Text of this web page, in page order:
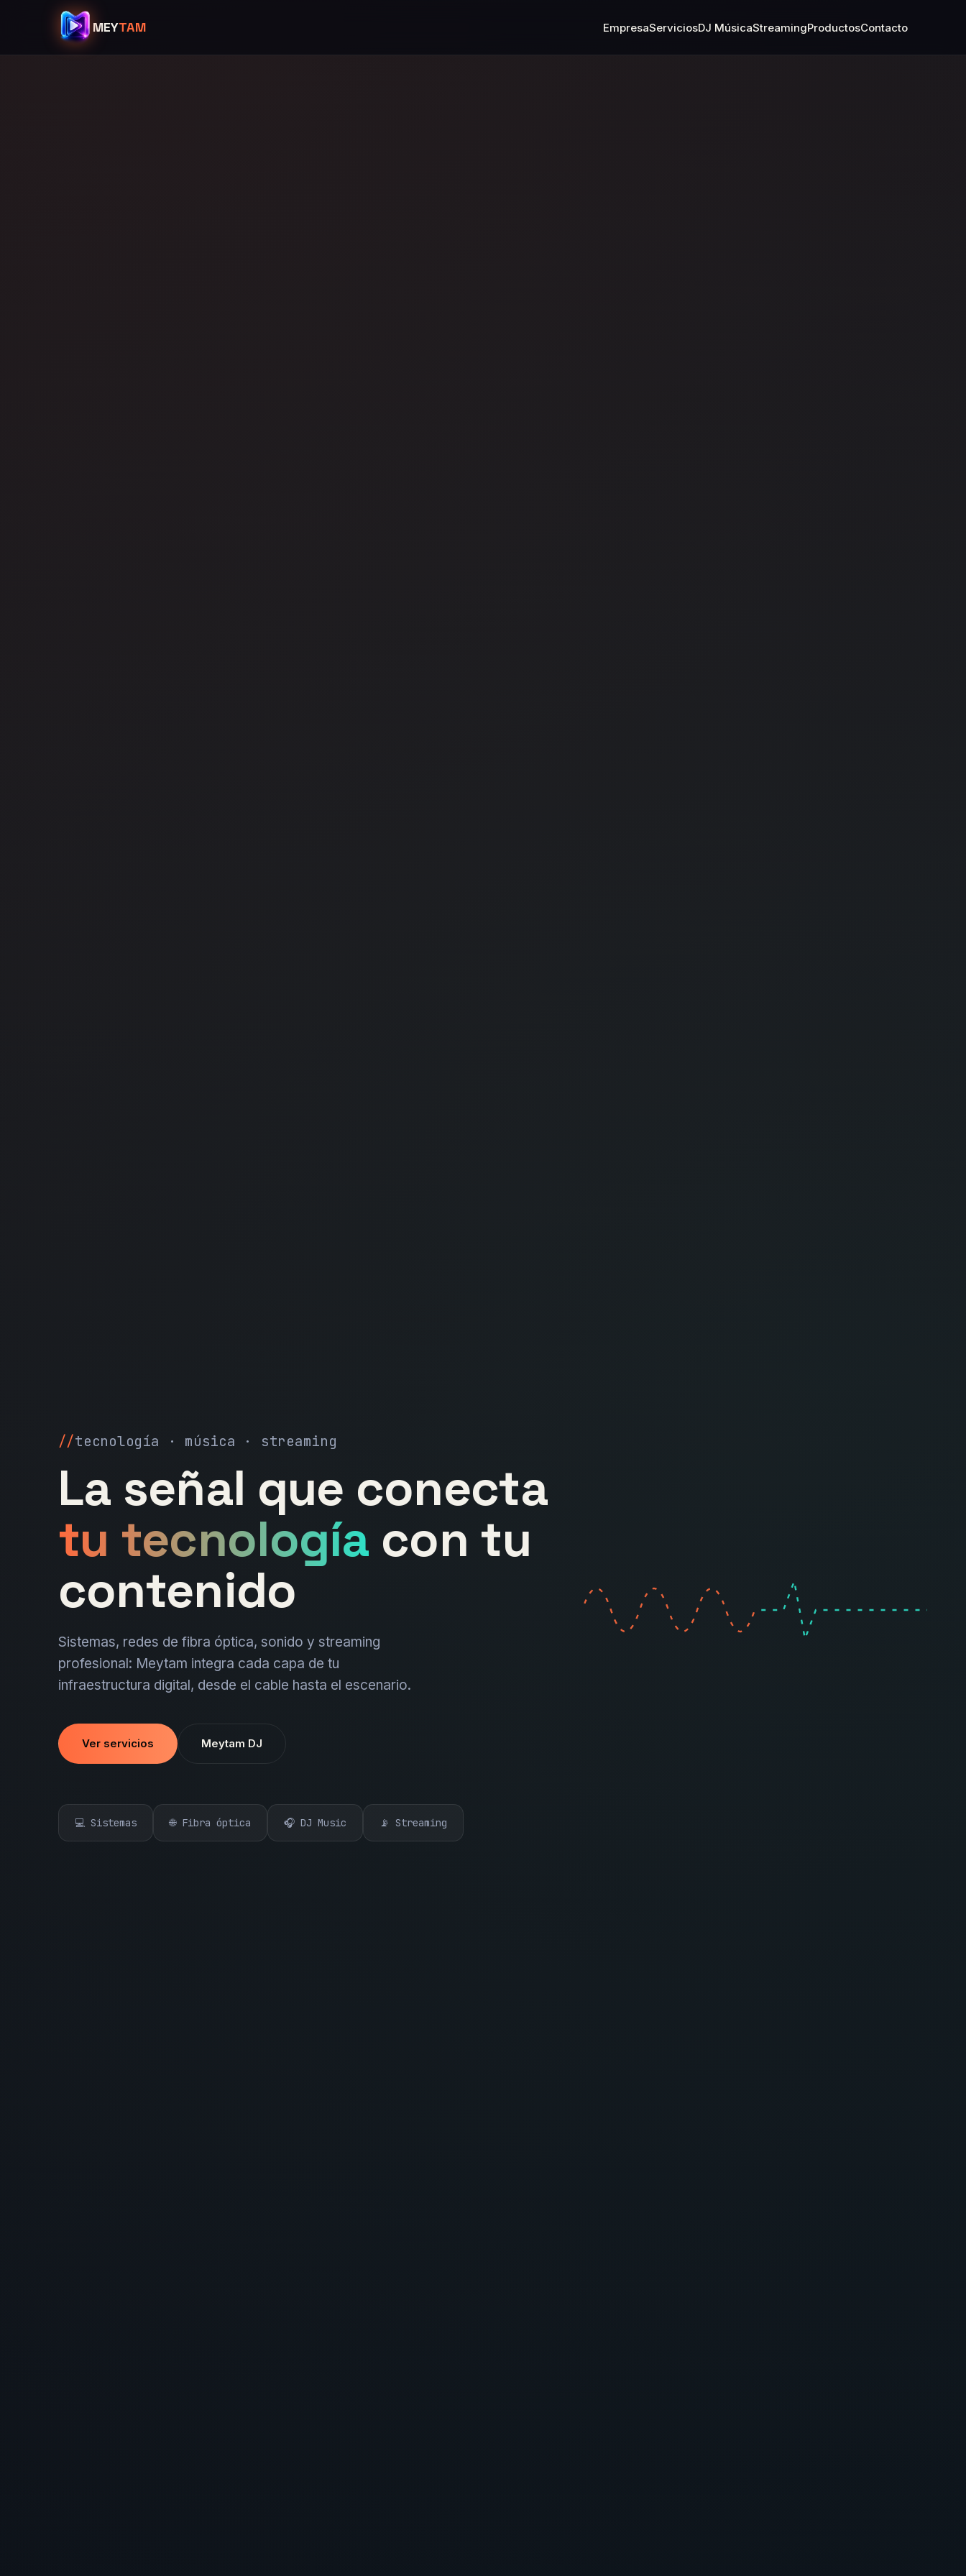
MEYTAM EmpresaServiciosDJ MúsicaStreamingProductosContacto
tecnología · música · streaming
La señal que conecta
tu tecnología con tu
contenido
Sistemas, redes de fibra óptica, sonido y streaming
profesional: Meytam integra cada capa de tu
infraestructura digital, desde el cable hasta el escenario.
Ver servicios Meytam DJ
💻 Sistemas 🌐 Fibra óptica 🎧 DJ Music 📡 Streaming